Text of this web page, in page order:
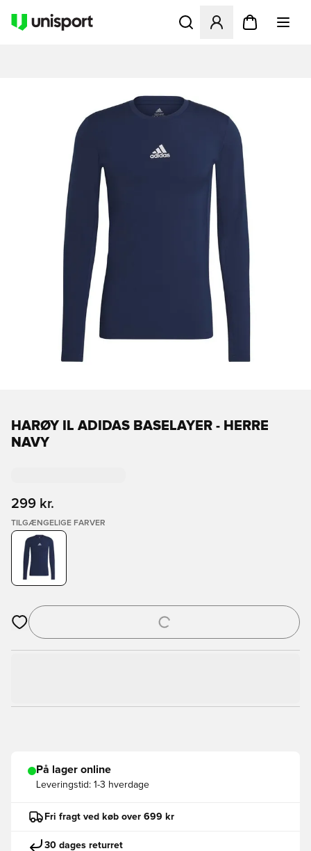
Åbner en Modal til at
HARØY IL ADIDAS BASELAYER - HERRE
NAVY
299 kr.
TILGÆNGELIGE FARVER
Åbner en Modal til at logge ind eller tilmelde dig som medlem
På lager online
Leveringstid: 1-3 hverdage
Fri fragt ved køb over 699 kr
30 dages returret